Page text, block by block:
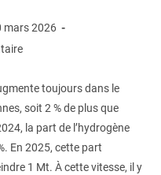
mars 2026
toujours dans le
soit 2 % de plus que
la part de l’hydrogène
En 2025, cette part
1 Mt. À cette vitesse, il y